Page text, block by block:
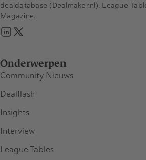
Onderwerpen
Community Nieuws
Dealflash
Insights
Interview
League Tables
dealdatabase (Dealmaker.nl), League
Magazine.